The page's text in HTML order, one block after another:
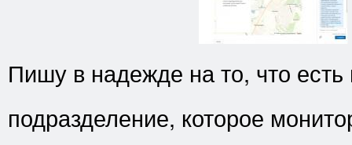
Пишу в надежде на то, что есть
подразделение, которое